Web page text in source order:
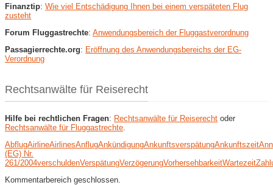
Finanztip: Wie viel Entschädigung Ihnen bei einem verspäteten Flug
zusteht
Forum Fluggastrechte: Anwendungsbereich der Fluggastverordnung
Passagierrechte.org: Eröffnung des Anwendungsbereichs der EG-
Verordnung
Rechtsanwälte für Reiserecht
Hilfe bei rechtlichen Fragen: Rechtsanwälte für Reiserecht oder
Rechtsanwälte für Fluggastrechte
AbflugAirlineAirlinesAnflugAnkündigungAnkunftsverspätungAnkunftszeit
(EG) Nr.
261/2004verschuldenVerspätungVerzögerungVorhersehbarkeitWartezeit
Kommentarbereich geschlossen.